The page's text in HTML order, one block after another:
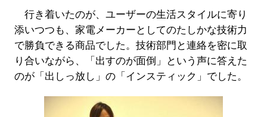
行き着いたのが、ユーザーの生活スタイルに寄り
添いつつも、家電メーカーとしてのたしかな技術力
で勝負できる商品でした。技術部門と連絡を密に取
り合いながら、「出すのが面倒」という声に答えた
のが「出しっ放し」の「インスティック」でした。